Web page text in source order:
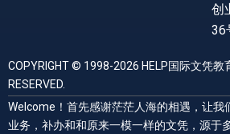
创
36
COPYRIGHT © 1998-2026 HELP国际文凭教
RESERVED.
Welcome！首先感谢茫茫人海的相遇，让我
业务，补办和和原来一模一样的文凭，源于